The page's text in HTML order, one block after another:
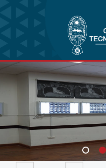
Bioimagenología
Fisioterapia y Kinesiología
Laboratorio Clínico